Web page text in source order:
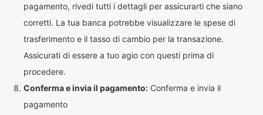
pagamento, rivedi tutti i dettagli per assicurarti che siano
corretti. La tua banca potrebbe visualizzare le spese di
trasferimento e il tasso di cambio per la transazione.
Assicurati di essere a tuo agio con questi prima di
procedere.
Conferma e invia il pagamento: Conferma e invia il
pagamento